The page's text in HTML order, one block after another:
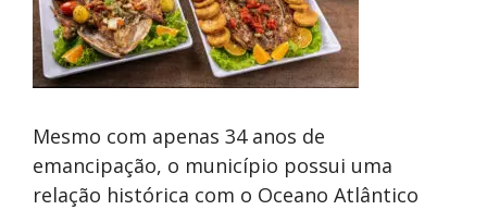
Mesmo com apenas 34 anos de
emancipação, o município possui uma
relação histórica com o Oceano Atlântico